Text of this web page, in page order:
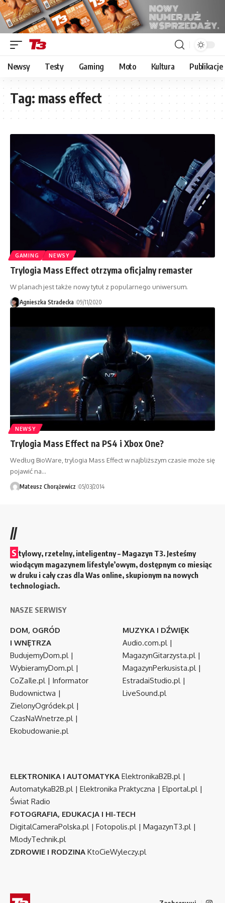
Newsy Testy Gaming Moto Kultura Publikacje
Tag: mass effect
GAMING NEWSY
Trylogia Mass Effect otrzyma oficjalny remaster
W planach jest także nowy tytuł z popularnego uniwersum.
Agnieszka Stradecka 09/11/2020
NEWSY
Trylogia Mass Effect na PS4 i Xbox One?
Według BioWare, trylogia Mass Effect w najbliższym czasie może się
pojawić na…
Mateusz Chorążewicz 05/03/2014
//
S tylowy, rzetelny, inteligentny – Magazyn T3. Jesteśmy
wiodącym magazynem lifestyle’owym, dostępnym co miesiąc
w druku i cały czas dla Was online, skupionym na nowych
technologiach.
NASZE SERWISY
DOM, OGRÓD
I WNĘTRZA
BudujemyDom.pl|
WybieramyDom.pl|
CoZaIle.pl| Informator
Budownictwa |
ZielonyOgródek.pl|
CzasNaWnetrze.pl|
Ekobudowanie.pl
MUZYKA I DŹWIĘK
Audio.com.pl|
MagazynGitarzysta.pl|
MagazynPerkusista.pl|
EstradaiStudio.pl|
LiveSound.pl
ELEKTRONIKA I AUTOMATYKA ElektronikaB2B.pl|
AutomatykaB2B.pl| Elektronika Praktyczna | Elportal.pl|
Świat Radio
FOTOGRAFIA, EDUKACJA I HI-TECH
DigitalCameraPolska.pl| Fotopolis.pl| MagazynT3.pl|
MlodyTechnik.pl
ZDROWIE I RODZINA KtoCieWyleczy.pl